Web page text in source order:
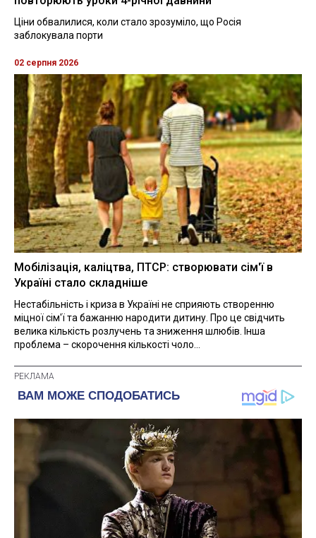
Ціни обвалилися, коли стало зрозуміло, що Росія
заблокувала порти
02 серпня 2026
Мобілізація, каліцтва, ПТСР: створювати сім'ї в
Україні стало складніше
Нестабільність і криза в Україні не сприяють створенню
міцної сім'ї та бажанню народити дитину. Про це свідчить
велика кількість розлучень та зниження шлюбів. Інша
проблема – скорочення кількості чоло...